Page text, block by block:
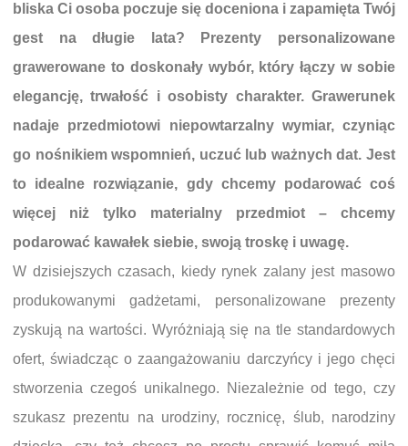
bliska Ci osoba poczuje się doceniona i zapamięta Twój
gest na długie lata? Prezenty personalizowane
grawerowane to doskonały wybór, który łączy w sobie
elegancję, trwałość i osobisty charakter. Grawerunek
nadaje przedmiotowi niepowtarzalny wymiar, czyniąc
go nośnikiem wspomnień, uczuć lub ważnych dat. Jest
to idealne rozwiązanie, gdy chcemy podarować coś
więcej niż tylko materialny przedmiot – chcemy
podarować kawałek siebie, swoją troskę i uwagę.
W dzisiejszych czasach, kiedy rynek zalany jest masowo
produkowanymi gadżetami, personalizowane prezenty
zyskują na wartości. Wyróżniają się na tle standardowych
ofert, świadcząc o zaangażowaniu darczyńcy i jego chęci
stworzenia czegoś unikalnego. Niezależnie od tego, czy
szukasz prezentu na urodziny, rocznicę, ślub, narodziny